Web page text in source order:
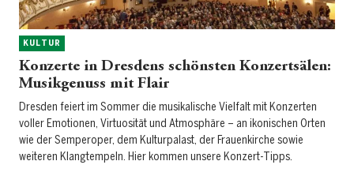
KULTUR
Konzerte in Dresdens schönsten Konzertsälen:
Musikgenuss mit Flair
Dresden feiert im Sommer die musikalische Vielfalt mit Konzerten
voller Emotionen, Virtuosität und Atmosphäre – an ikonischen Orten
wie der Semperoper, dem Kulturpalast, der Frauenkirche sowie
weiteren Klangtempeln. Hier kommen unsere Konzert-Tipps.